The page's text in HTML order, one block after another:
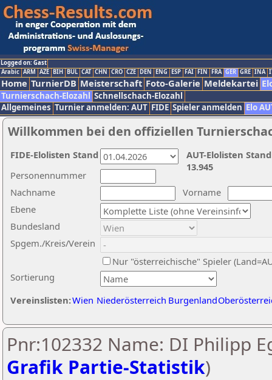
Logged on: Gast
Arabic ARM AZE BIH BUL CAT CHN CRO CZE DEN ENG ESP FAI FIN FRA GER GRE INA
Home TurnierDB Meisterschaft Foto-Galerie Meldekartei
Turnierschach-Elozahl Schnellschach-Elozahl
Allgemeines Turnier anmelden: AUT FIDE Spieler anmelden Elo
Willkommen bei den offiziellen
Nachname
Vorname
Ebene
Sortierung
Personennummer
Bundesland
Spgem./Kreis/Verein
Nur "österreichische" Spieler
Vereinslisten:Wien Niederösterreich Burgenland
AUT-Elolisten
13.945
FIDE-Elolisten Stand
Pnr:102332 Name: DI Philipp
Grafik Partie-Statistik)